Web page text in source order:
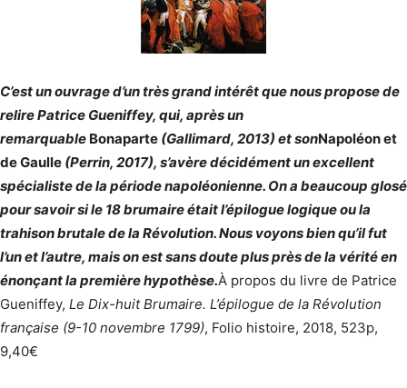
C’est un ouvrage d’un très grand intérêt que nous propose de
relire Patrice Gueniffey, qui, après un
remarquable Bonaparte (Gallimard, 2013) et sonNapoléon et
de Gaulle (Perrin, 2017), s’avère décidément un excellent
spécialiste de la période napoléonienne. On a beaucoup glosé
pour savoir si le 18 brumaire était l’épilogue logique ou la
trahison brutale de la Révolution. Nous voyons bien qu’il fut
l’un et l’autre, mais on est sans doute plus près de la vérité en
énonçant la première hypothèse.À propos du livre de Patrice
Gueniffey, Le Dix-huit Brumaire. L’épilogue de la Révolution
française (9-10 novembre 1799), Folio histoire, 2018, 523p,
9,40€